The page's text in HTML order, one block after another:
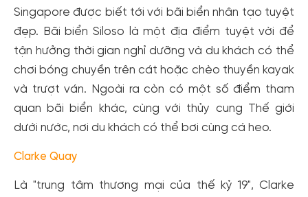
Singapore được biết tới với bãi biển nhân tạo tuyệt
đẹp. Bãi biển Siloso là một địa điểm tuyệt vời để
tận hưởng thời gian nghỉ dưỡng và du khách có thể
chơi bóng chuyền trên cát hoặc chèo thuyền kayak
và trượt ván. Ngoài ra còn có một số điểm tham
quan bãi biển khác, cùng với thủy cung Thế giới
dưới nước, nơi du khách có thể bơi cùng cá heo.
Clarke Quay
Là "trung tâm thương mại của thế kỷ 19", Clarke